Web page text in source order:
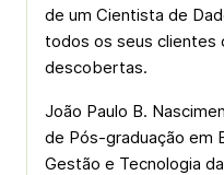
de um Cientista de
todos os seus clientes
descobertas.
João Paulo B.
de Pós-graduação em
Gestão e Tecnologia